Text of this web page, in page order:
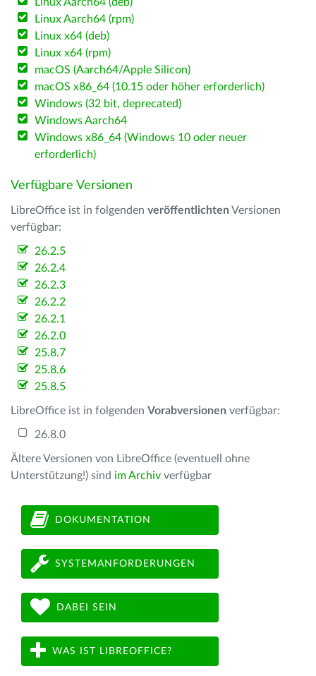
Linux Aarch64 (rpm)
Linux x64 (deb)
Linux x64 (rpm)
macOS (Aarch64/Apple Silicon)
macOS x86_64 (10.15 oder höher erforderlich)
Windows (32 bit, deprecated)
Windows Aarch64
Windows x86_64 (Windows 10 oder neuer
erforderlich)
Verfügbare Versionen
LibreOffice ist in folgenden veröffentlichten Versionen
verfügbar:
26.2.5
26.2.4
26.2.3
26.2.2
26.2.1
26.2.0
25.8.7
25.8.6
25.8.5
LibreOffice ist in folgenden Vorabversionen verfügbar:
26.8.0
Ältere Versionen von LibreOffice (eventuell ohne
Unterstützung!) sind im Archiv verfügbar
DOKUMENTATION
SYSTEMANFORDERUNGEN
DABEI SEIN
WAS IST LIBREOFFICE?